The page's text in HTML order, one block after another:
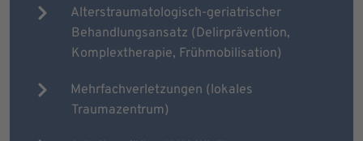
Alterstraumatologisch-geriatrischer
Behandlungsansatz (Delirprävention,
Komplextherapie, Frühmobilisation)
Mehrfachverletzungen (lokales
Traumazentrum)